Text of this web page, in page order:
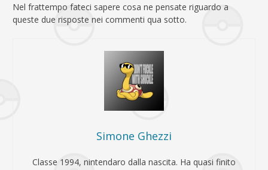
Nel frattempo fateci sapere cosa ne pensate riguardo a
queste due risposte nei commenti qua sotto.
Simone Ghezzi
Classe 1994, nintendaro dalla nascita. Ha quasi finito